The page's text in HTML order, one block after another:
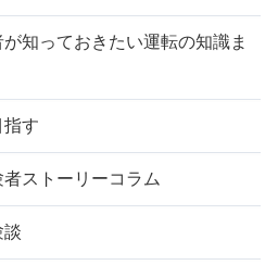
知っておきたい運転の知識ま
す
ストーリーコラム
談